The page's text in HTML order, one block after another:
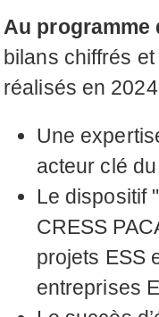
Au programme
bilans chiffrés
réalisés en
Une
acteur clé
Le dispositif
CRESS
projets ESS
entreprises